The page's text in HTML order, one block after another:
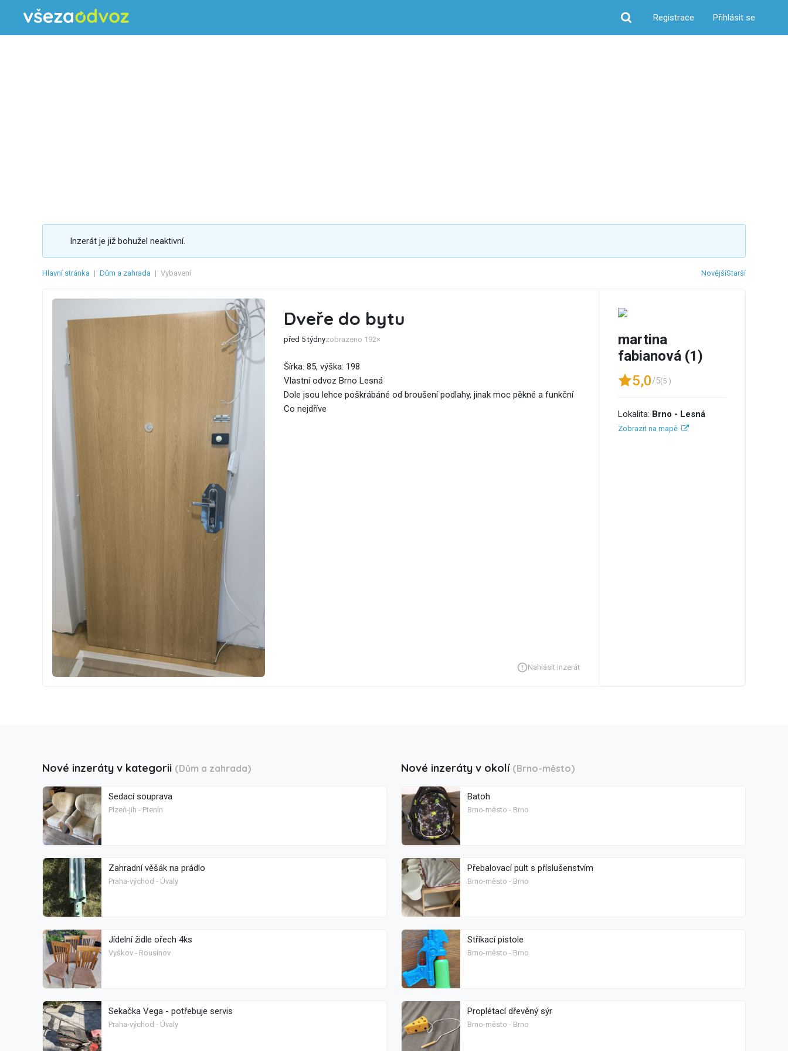
Hledat
Registrace Přihlásit se
Inzerát je již bohužel neaktivní.
Hlavní stránka | Dům a zahrada | Vybavení NovějšíStarší
Dveře do bytu
před 5 týdnyzobrazeno 192×
Šírka: 85, výška: 198
Vlastní odvoz Brno Lesná
Dole jsou lehce poškrábáné od broušení podlahy, jinak moc pěkné a funkční
Co nejdříve
Nahlásit inzerát
martina
fabianová (1)
5,0/5(5 )
Lokalita: Brno - Lesná
Zobrazit na mapě
Nové inzeráty v kategorii (Dům a zahrada)
Sedací souprava
Plzeň-jih - Ptenín
Zahradní věšák na prádlo
Praha-východ - Úvaly
Jídelní židle ořech 4ks
Vyškov - Rousínov
Sekačka Vega - potřebuje servis
Praha-východ - Úvaly
Nové inzeráty v okolí (Brno-město)
Batoh
Brno-město - Brno
Přebalovací pult s příslušenstvím
Brno-město - Brno
Stříkací pistole
Brno-město - Brno
Proplétací dřevěný sýr
Brno-město - Brno